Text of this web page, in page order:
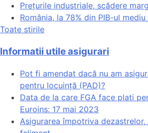
Prețurile industriale, scădere
România, la 78% din PIB-ul
Toate stirile
Informatii utile asigurari
Pot fi amendat dacă nu am
pentru locuință (PAD)?
Data de la care FGA face plati
Euroins: 17 mai 2023
Asigurarea împotriva